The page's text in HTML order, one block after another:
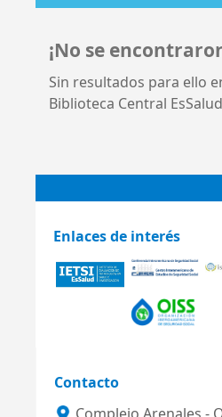
¡No se
Sin resultados para ello
Biblioteca Central
Enlaces de interés
Contacto